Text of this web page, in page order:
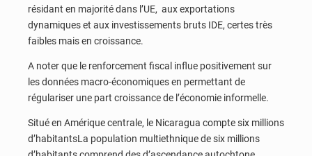
résidant en majorité dans l’UE, aux exportations
dynamiques et aux investissements bruts IDE, certes très
faibles mais en croissance.
A noter que le renforcement fiscal influe positivement sur
les données macro-économiques en permettant de
régulariser une part croissance de l’économie informelle.
Situé en Amérique centrale, le Nicaragua compte six millions
d’habitantsLa population multiethnique de six millions